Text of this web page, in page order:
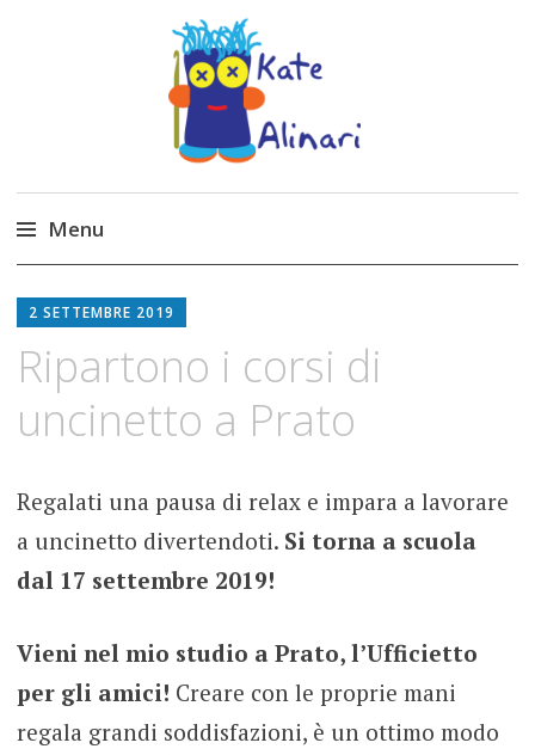
Made by Kate
Kate Alinari, corsi di uncinetto, entusiasmo,
schemi gratuiti, amigurumi, I Balocchi del Tipo
Strano, traduzioni e tanto divertimento!
Menu
to
2 SETTEMBRE 2019
Ripartono i corsi di
uncinetto a Prato
Regalati una pausa di relax e impara a lavorare
a uncinetto divertendoti. Si torna a scuola
dal 17 settembre 2019!
Vieni nel mio studio a Prato, l’Ufficietto
per gli amici! Creare con le proprie mani
regala grandi soddisfazioni, è un ottimo modo